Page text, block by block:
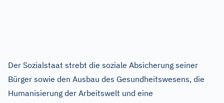
Der Sozialstaat strebt die soziale Absicherung seiner
Bürger sowie den Ausbau des Gesundheitswesens, die
Humanisierung der Arbeitswelt und eine